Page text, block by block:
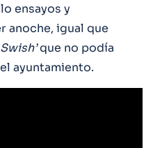
ensayos y
anoche, igual que
que no podía
ayuntamiento.